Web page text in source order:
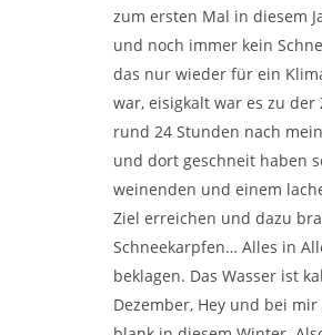
zum ersten Mal in diesem
und noch immer kein
das nur wieder für ein
war, eisigkalt war es zu
rund 24 Stunden nach
und dort geschneit haben
weinenden und einem
Ziel erreichen und dazu
Schneekarpfen… Alles in
beklagen. Das Wasser ist
Dezember, Hey und bei